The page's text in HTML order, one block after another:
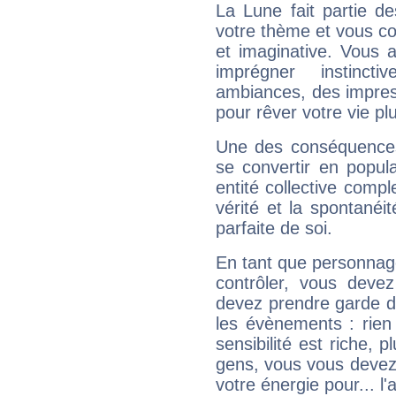
La Lune fait partie
votre thème et vous
et imaginative. Vous
imprégner
ambiances, des
pour rêver votre vie
Une des
se convertir en
entité collective
vérité et la
parfaite de soi.
En tant que
contrôler, vous
devez prendre garde
les évènements :
sensibilité est riche,
gens, vous vous
votre énergie pour...